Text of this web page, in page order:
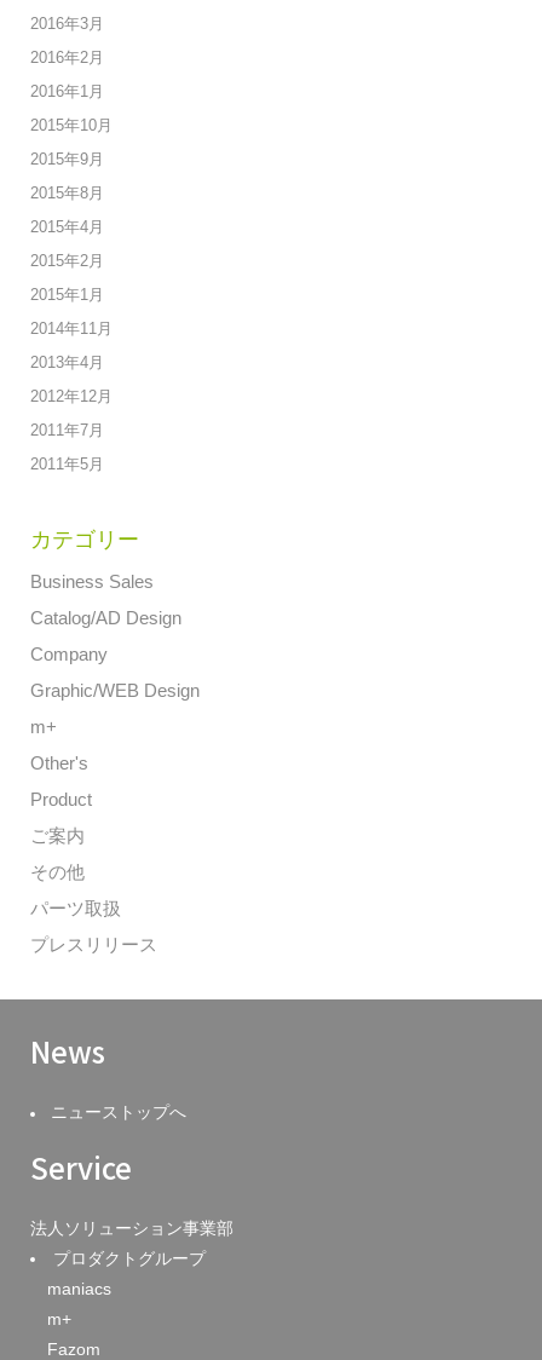
2016年3月
2016年2月
2016年1月
2015年10月
2015年9月
2015年8月
2015年4月
2015年2月
2015年1月
2014年11月
2013年4月
2012年12月
2011年7月
2011年5月
カテゴリー
Business Sales
Catalog/AD Design
Company
Graphic/WEB Design
m+
Other's
Product
ご案内
その他
パーツ取扱
プレスリリース
News
ニューストップへ
Service
法人ソリューション事業部
プロダクトグループ
maniacs
m+
Fazom